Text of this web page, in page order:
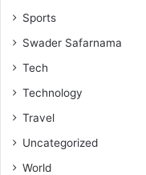
Sports
Swader Safarnama
Tech
Technology
Travel
Uncategorized
World